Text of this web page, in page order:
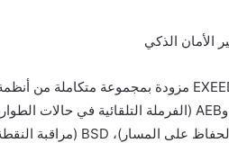
الأمان الذكي